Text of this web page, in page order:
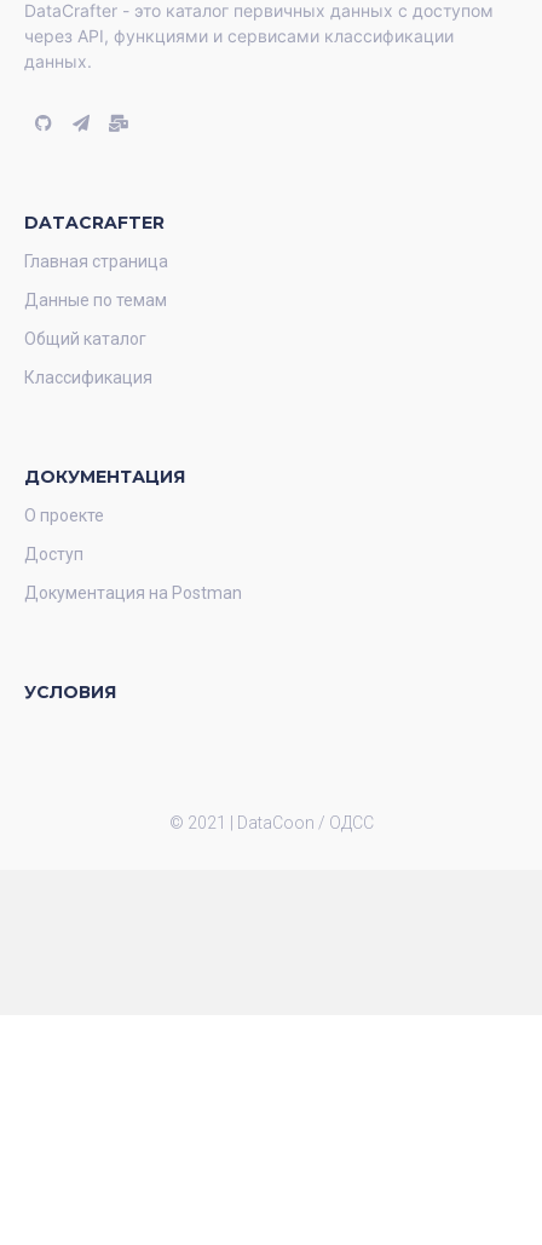
DataCrafter - это каталог первичных данных с доступом
через API, функциями и сервисами классификации
данных.
DATACRAFTER
Главная страница
Данные по темам
Общий каталог
Классификация
ДОКУМЕНТАЦИЯ
О проекте
Доступ
Документация на Postman
УСЛОВИЯ
© 2021 | DataCoon / ОДСС